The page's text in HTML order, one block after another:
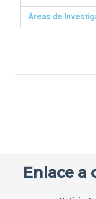
Áreas de
Enlace a